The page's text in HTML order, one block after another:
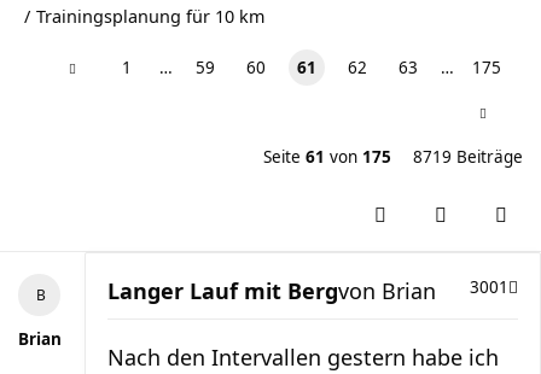
Trainingsplanung für 10 km
1 … 59 60 61 62 63 … 175
Seite 61 von 175 8719 Beiträge
Brian
Langer Lauf mit Berg 3001
von Brian
Nach den Intervallen gestern habe ich